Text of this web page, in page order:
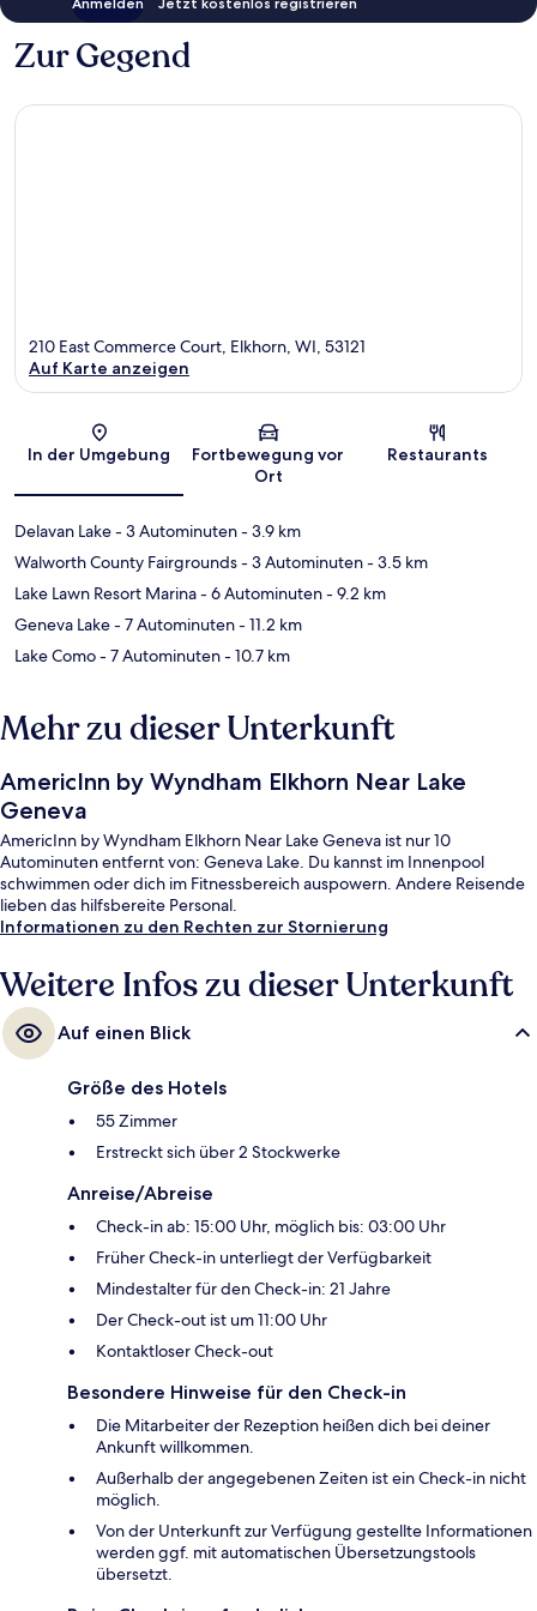
Zur Gegend
Karte
210 East Commerce Court, Elkhorn, WI, 53121
Auf Karte anzeigen
In der Umgebung
Fortbewegung vor
Ort
Restaurants
Delavan Lake- 3 Autominuten- 3.9 km
Walworth County Fairgrounds- 3 Autominuten- 3.5 km
Lake Lawn Resort Marina- 6 Autominuten- 9.2 km
Geneva Lake- 7 Autominuten- 11.2 km
Lake Como- 7 Autominuten- 10.7 km
Mehr zu dieser Unterkunft
AmericInn by Wyndham Elkhorn Near Lake
Geneva
AmericInn by Wyndham Elkhorn Near Lake Geneva ist nur 10
Autominuten entfernt von: Geneva Lake. Du kannst im Innenpool
schwimmen oder dich im Fitnessbereich auspowern. Andere Reisende
lieben das hilfsbereite Personal.
Informationen zu den Rechten zur Stornierung
Weitere Infos zu dieser Unterkunft
Auf einen Blick
Größe des Hotels
55 Zimmer
Erstreckt sich über 2 Stockwerke
Anreise/Abreise
Check-in ab: 15:00 Uhr, möglich bis: 03:00 Uhr
Früher Check-in unterliegt der Verfügbarkeit
Mindestalter für den Check-in: 21 Jahre
Der Check-out ist um 11:00 Uhr
Kontaktloser Check-out
Besondere Hinweise für den Check-in
Die Mitarbeiter der Rezeption heißen dich bei deiner
Ankunft willkommen.
Außerhalb der angegebenen Zeiten ist ein Check-in nicht
möglich.
Von der Unterkunft zur Verfügung gestellte Informationen
werden ggf. mit automatischen Übersetzungstools
übersetzt.